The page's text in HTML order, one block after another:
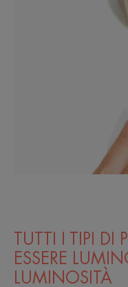
TUTTI I TIPI DI
ESSERE
LUMINOSITÀ